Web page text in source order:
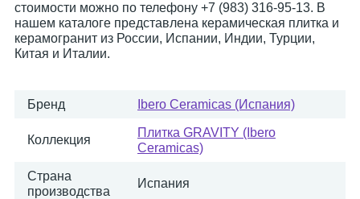
стоимости можно по телефону +7 (983) 316-95-13. В
нашем каталоге представлена керамическая плитка и
керамогранит из России, Испании, Индии, Турции,
Китая и Италии.
Бренд Ibero Ceramicas (Испания)
Коллекция
Плитка GRAVITY (Ibero
Ceramicas)
Страна
производства
Испания